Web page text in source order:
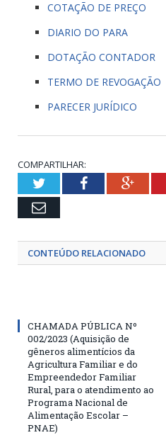
COTAÇÃO DE PREÇO
DIARIO DO PARA
DOTAÇÃO CONTADOR
TERMO DE REVOGAÇÃO
PARECER JURÍDICO
COMPARTILHAR:
TwitterFacebook
Email
CONTEÚDO RELACIONADO
CHAMADA PÚBLICA Nº
002/2023 (Aquisição de
gêneros alimentícios da
Agricultura Familiar e do
Empreendedor Familiar
Rural, para o atendimento ao
Programa Nacional de
Alimentação Escolar –
PNAE)